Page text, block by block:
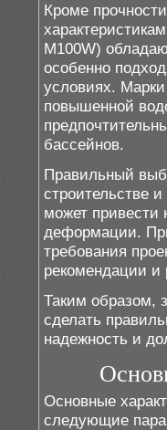
Кроме
М100W)
особенно
условиях.
повышенной
бассейнов.
Правильный
строительстве
может привести
деформации.
требования
рекомендации и
Таким образом,
сделать
надежность и
Основные
следующие